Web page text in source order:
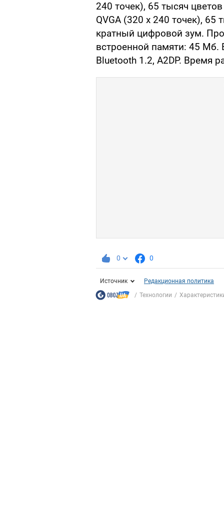
240 точек), 65 тысяч
QVGA (320 х 240 точек), 65
кратный цифровой зум.
встроенной памяти: 45 Мб.
Bluetooth 1.2, A2DP. Время
0 0
Источник
Редакционная политика
Технологии